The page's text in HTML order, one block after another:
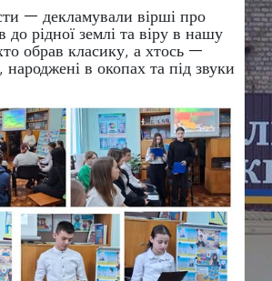
— декламували вірші про
до рідної землі та віру в нашу
обрав класику, а хтось —
народжені в окопах та під звуки